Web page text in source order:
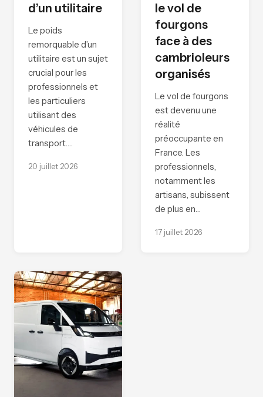
d’un utilitaire
Le poids
remorquable d’un
utilitaire est un sujet
crucial pour les
professionnels et
les particuliers
utilisant des
véhicules de
transport.…
20 juillet 2026
le vol de
fourgons
face à des
cambrioleurs
organisés
Le vol de fourgons
est devenu une
réalité
préoccupante en
France. Les
professionnels,
notamment les
artisans, subissent
de plus en…
17 juillet 2026